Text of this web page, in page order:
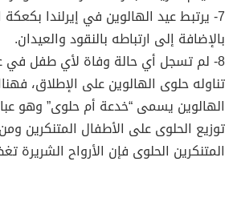
بالإضافة إلى ارتباطه بالنقود والعيدان.
8- لم تسجل أي حالة وفاة لأي طفل في
تناوله حلوى الهالوين على الإطلاق،
الهالوين يسمى “خدعة أم حلوى” وهو
توزيع الحلوى على الأطفال المتنكرين
المتنكرين الحلوى فإن الأرواح الشريرة